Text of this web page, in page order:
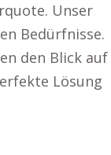
Unser
Bedürfnisse.
den Blick auf
Lösung